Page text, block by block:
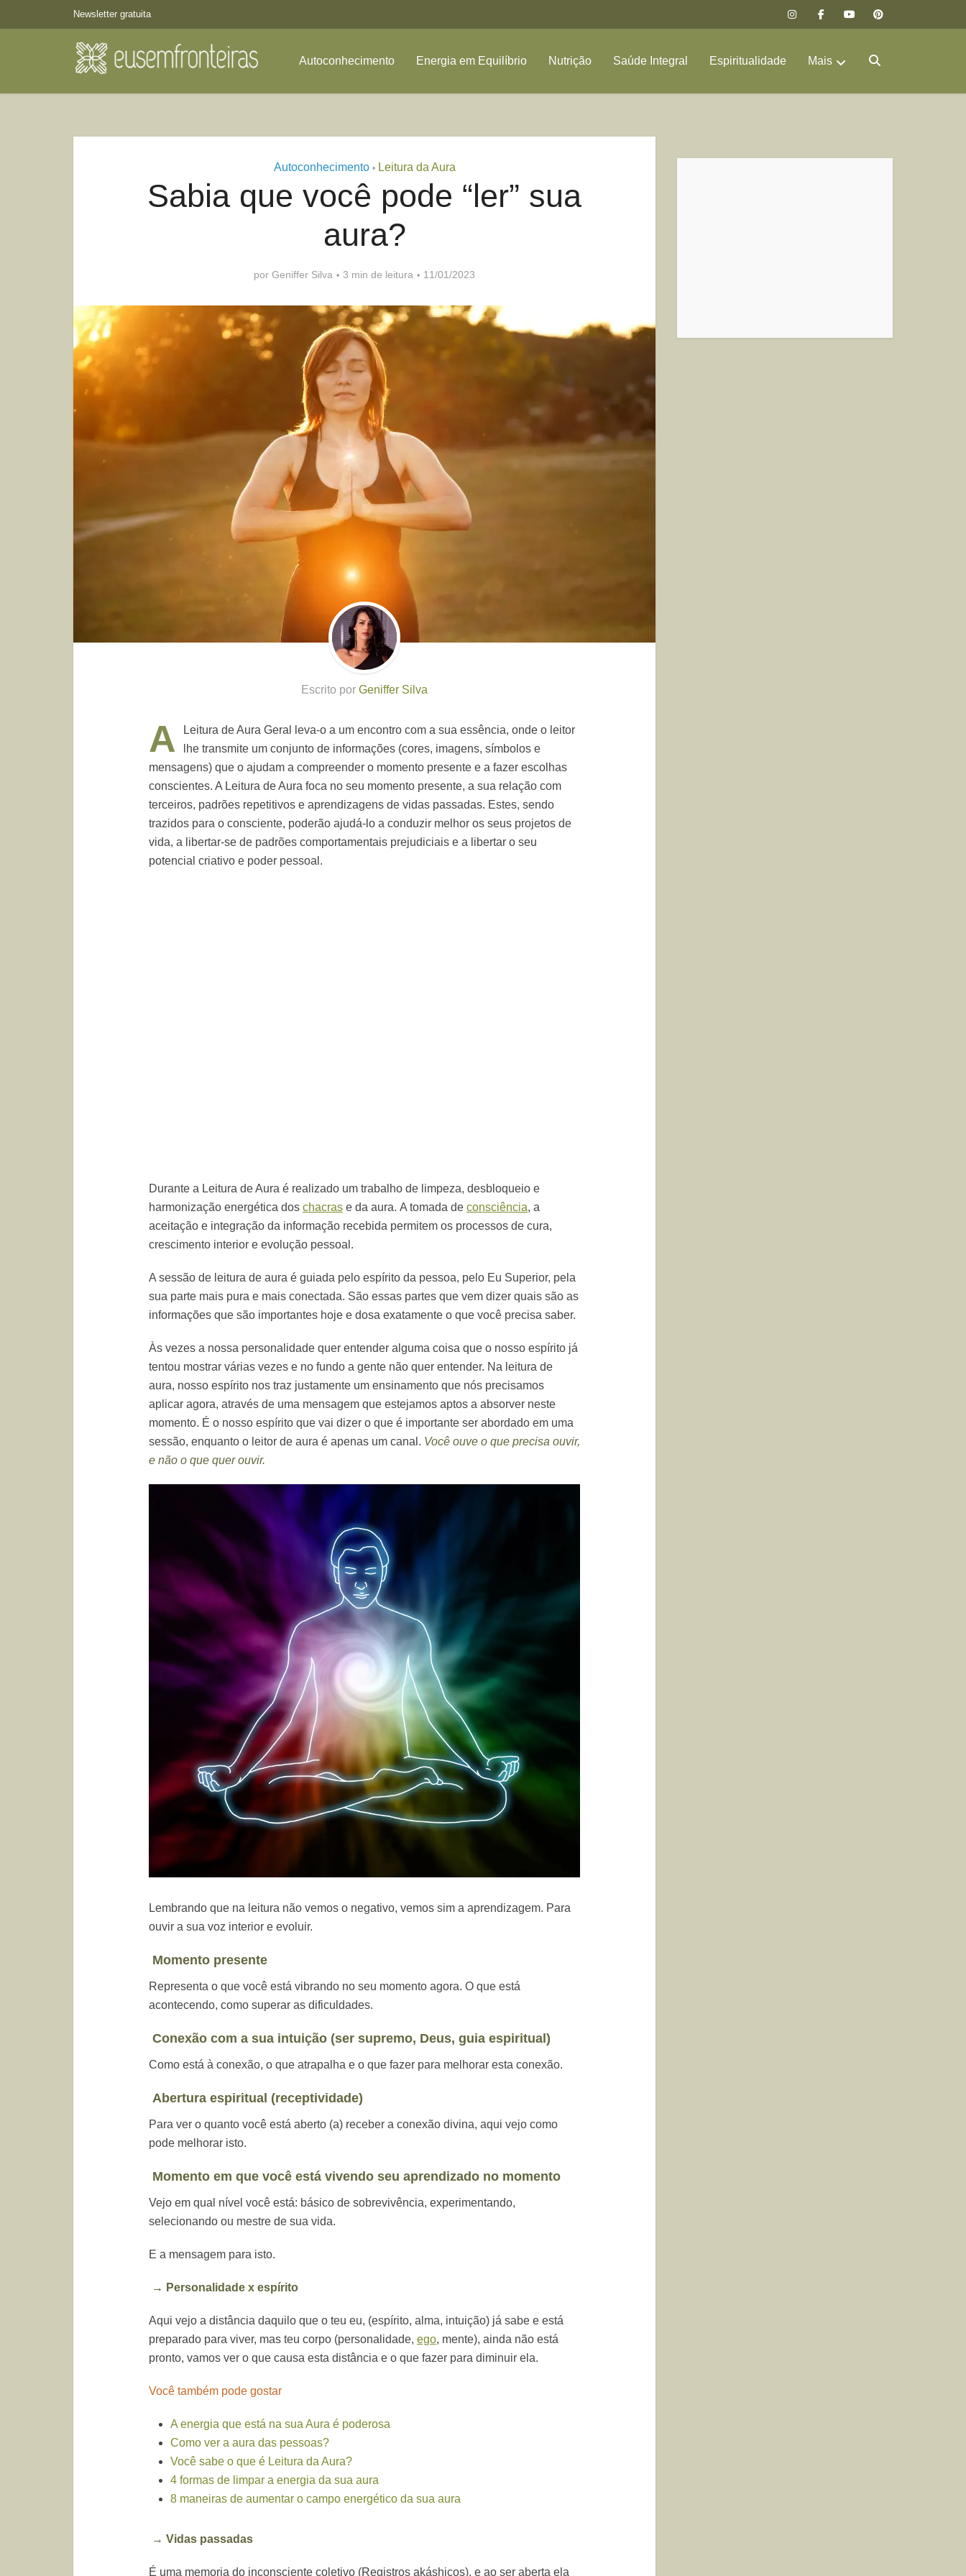
Newsletter gratuita
Autoconhecimento Energia em Equilíbrio Nutrição Saúde Integral Espiritualidade Mais
Autoconhecimento • Leitura da Aura
Sabia que você pode “ler” sua
aura?
por Geniffer Silva 3 min de leitura 11/01/2023
Escrito por Geniffer Silva
A
Leitura de Aura Geral leva-o a um encontro com a sua essência, onde o leitor
lhe transmite um conjunto de informações (cores, imagens, símbolos e
mensagens) que o ajudam a compreender o momento presente e a fazer escolhas
conscientes. A Leitura de Aura foca no seu momento presente, a sua relação com
terceiros, padrões repetitivos e aprendizagens de vidas passadas. Estes, sendo
trazidos para o consciente, poderão ajudá-lo a conduzir melhor os seus projetos de
vida, a libertar-se de padrões comportamentais prejudiciais e a libertar o seu
potencial criativo e poder pessoal.
Durante a Leitura de Aura é realizado um trabalho de limpeza, desbloqueio e
harmonização energética dos chacras e da aura. A tomada de consciência, a
aceitação e integração da informação recebida permitem os processos de cura,
crescimento interior e evolução pessoal.
A sessão de leitura de aura é guiada pelo espírito da pessoa, pelo Eu Superior, pela
sua parte mais pura e mais conectada. São essas partes que vem dizer quais são as
informações que são importantes hoje e dosa exatamente o que você precisa saber.
Às vezes a nossa personalidade quer entender alguma coisa que o nosso espírito já
tentou mostrar várias vezes e no fundo a gente não quer entender. Na leitura de
aura, nosso espírito nos traz justamente um ensinamento que nós precisamos
aplicar agora, através de uma mensagem que estejamos aptos a absorver neste
momento. É o nosso espírito que vai dizer o que é importante ser abordado em uma
sessão, enquanto o leitor de aura é apenas um canal. Você ouve o que precisa ouvir,
e não o que quer ouvir.
Lembrando que na leitura não vemos o negativo, vemos sim a aprendizagem. Para
ouvir a sua voz interior e evoluir.
Momento presente
Representa o que você está vibrando no seu momento agora. O que está
acontecendo, como superar as dificuldades.
Conexão com a sua intuição (ser supremo, Deus, guia espiritual)
Como está à conexão, o que atrapalha e o que fazer para melhorar esta conexão.
Abertura espiritual (receptividade)
Para ver o quanto você está aberto (a) receber a conexão divina, aqui vejo como
pode melhorar isto.
Momento em que você está vivendo seu aprendizado no momento
Vejo em qual nível você está: básico de sobrevivência, experimentando,
selecionando ou mestre de sua vida.
E a mensagem para isto.
→ Personalidade x espírito
Aqui vejo a distância daquilo que o teu eu, (espírito, alma, intuição) já sabe e está
preparado para viver, mas teu corpo (personalidade, ego, mente), ainda não está
pronto, vamos ver o que causa esta distância e o que fazer para diminuir ela.
Você também pode gostar
A energia que está na sua Aura é poderosa
Como ver a aura das pessoas?
Você sabe o que é Leitura da Aura?
4 formas de limpar a energia da sua aura
8 maneiras de aumentar o campo energético da sua aura
→ Vidas passadas
É uma memoria do inconsciente coletivo (Registros akáshicos), e ao ser aberta ela